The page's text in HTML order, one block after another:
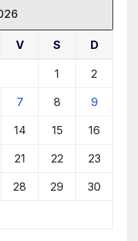
V S D
1 2
7 8 9
14 15 16
21 22 23
28 29 30